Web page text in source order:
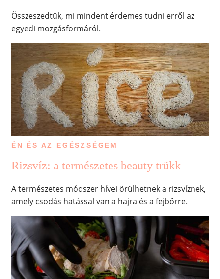
Összeszedtük, mi mindent érdemes tudni erről az
egyedi mozgásformáról.
ÉN ÉS AZ EGÉSZSÉGEM
Rizsvíz: a természetes beauty trükk
A természetes módszer hívei örülhetnek a rizsvíznek,
amely csodás hatással van a hajra és a fejbőrre.